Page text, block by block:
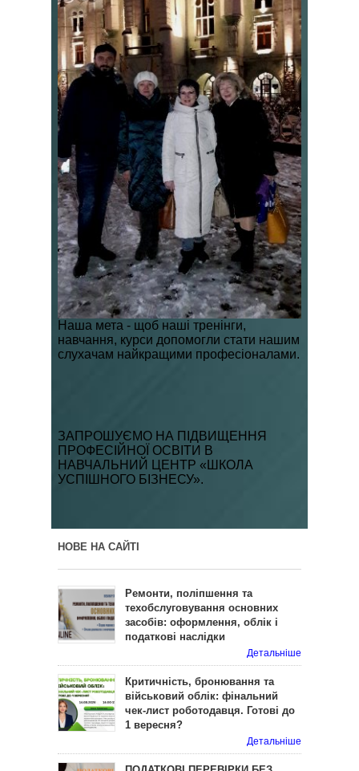
Наша мета - щоб наші тренінги,
навчання, курси допомогли стати нашим
слухачам найкращими професіоналами.
ЗАПРОШУЄМО НА ПІДВИЩЕННЯ
ПРОФЕСІЙНОЇ ОСВІТИ В
НАВЧАЛЬНИЙ ЦЕНТР «ШКОЛА
УСПІШНОГО БІЗНЕСУ».
НОВЕ НА САЙТІ
Ремонти, поліпшення та
техобслуговування основних
засобів: оформлення, облік і
податкові наслідки
Детальніше
Критичність, бронювання та
військовий облік: фінальний
чек-лист роботодавця. Готові до
1 вересня?
Детальніше